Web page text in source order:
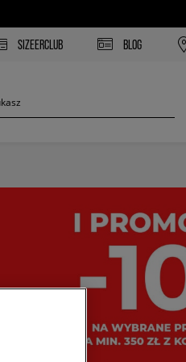
SIZEERCLUB BLOG